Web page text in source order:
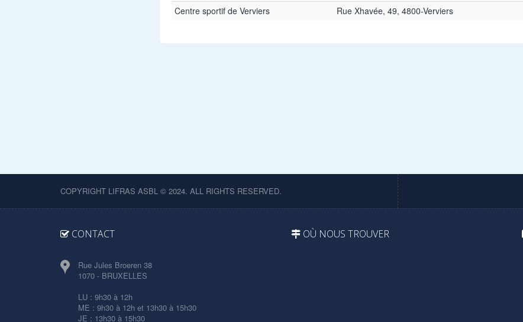
Centre sportif de Verviers
Rue Xhavée, 49, 4800-Verviers
COPYRIGHT LIFRAS ASBL © 2024. ALL RIGHTS RESERVED.
CONTACT
Rue Jules Broeren 38
1070 - BRUXELLES
LU : 9h30 à 12h
ME : 9h30 à 12h et 13h30 à 15h30
JE : 13h30 à 15h30
OÙ NOUS TROUVER